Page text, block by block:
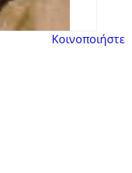
Κοινοποιήστε